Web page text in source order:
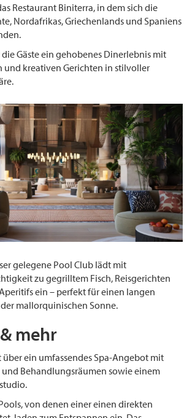
Restaurant Biniterra, in dem sich die
Nordafrikas, Griechenlands und Spaniens
Gäste ein gehobenes Dinerlebnis mit
und kreativen Gerichten in stilvoller
gelegene Pool Club lädt mit
zu gegrilltem Fisch, Reisgerichten
ein – perfekt für einen langen
mallorquinischen Sonne.
mehr
über ein umfassendes Spa-Angebot mit
Behandlungsräumen sowie einem
von denen einer einen direkten